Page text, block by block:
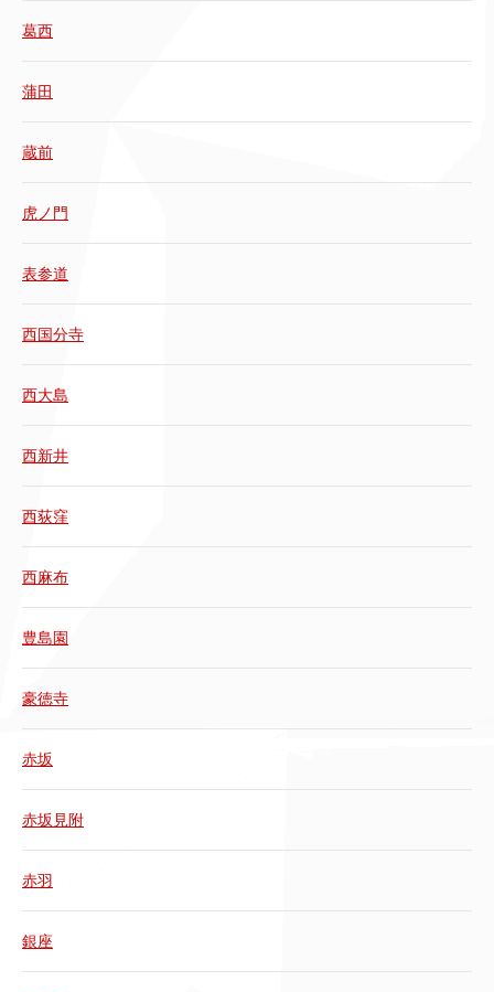
葛西
蒲田
蔵前
虎ノ門
表参道
西国分寺
西大島
西新井
西荻窪
西麻布
豊島園
豪徳寺
赤坂
赤坂見附
赤羽
銀座